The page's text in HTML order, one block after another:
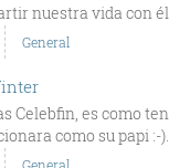
nuestra vida con
General
Celebfin, es como
como su papi :-